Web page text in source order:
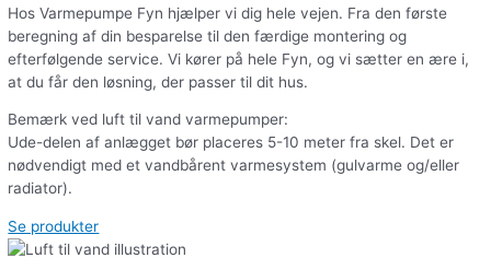
Hos Varmepumpe Fyn hjælper vi dig hele vejen. Fra den første
beregning af din besparelse til den færdige montering og
efterfølgende service. Vi kører på hele Fyn, og vi sætter en ære i,
at du får den løsning, der passer til dit hus.
Bemærk ved luft til vand varmepumper:
Ude-delen af anlægget bør placeres 5-10 meter fra skel. Det er
nødvendigt med et vandbårent varmesystem (gulvarme og/eller
radiator).
Se produkter